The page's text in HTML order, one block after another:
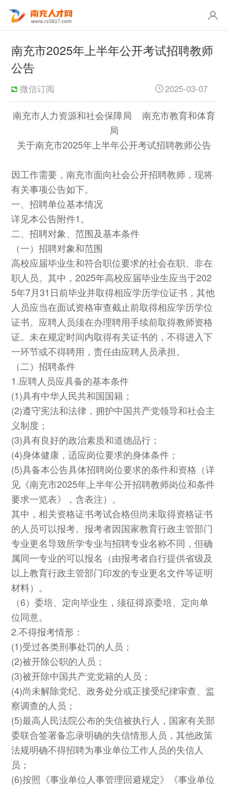
南充市2025年上半年公开考试招聘教师
公告
微信订阅 2025-03-07
南充市人力资源和社会保障局 南充市教育和体育
局
关于南充市2025年上半年公开考试招聘教师公告
因工作需要，南充市面向社会公开招聘教师，现将
有关事项公告如下。
一、招聘单位基本情况
详见本公告附件1。
二、招聘对象、范围及基本条件
（一）招聘对象和范围
高校应届毕业生和符合职位要求的社会在职、非在
职人员。其中，2025年高校应届毕业生应当于202
5年7月31日前毕业并取得相应学历学位证书，其他
人员应当在面试资格审查截止前取得相应学历学位
证书。应聘人员须在办理聘用手续前取得教师资格
证。未在规定时间内取得有关证书的，不得进入下
一环节或不得聘用，责任由应聘人员承担。
（二）招聘条件
1.应聘人员应具备的基本条件
(1)具有中华人民共和国国籍；
(2)遵守宪法和法律，拥护中国共产党领导和社会主
义制度；
(3)具有良好的政治素质和道德品行；
(4)身体健康，适应岗位要求的身体条件；
(5)具备本公告具体招聘岗位要求的条件和资格（详
见《南充市2025年上半年公开招聘教师岗位和条件
要求一览表》，含表注）。
其中，相关资格证书考试合格但尚未取得资格证书
的人员可以报考。报考者因国家教育行政主管部门
专业更名导致所学专业与招聘专业名称不同，但确
属同一专业的可以报名（由报考者自行提供省级及
以上教育行政主管部门印发的专业更名文件等证明
材料）。
（6）委培、定向毕业生，须征得原委培、定向单
位同意。
2.不得报考情形：
(1)受过各类刑事处罚的人员；
(2)被开除公职的人员；
(3)被开除中国共产党党籍的人员；
(4)尚未解除党纪、政务处分或正接受纪律审查、监
察调查的人员；
(5)最高人民法院公布的失信被执行人，国家有关部
委联合签署备忘录明确的失信情形人员，其他政策
法规明确不得招聘为事业单位工作人员的失信人
员；
(6)按照《事业单位人事管理回避规定》《事业单位